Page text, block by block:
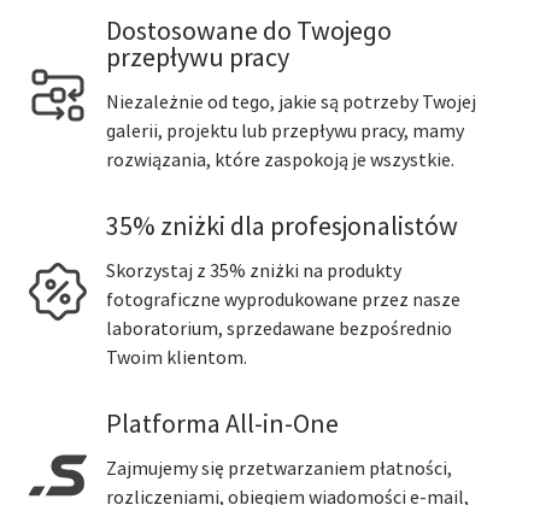
Dostosowane do Twojego
przepływu pracy
Niezależnie od tego, jakie są potrzeby Twojej
galerii, projektu lub przepływu pracy, mamy
rozwiązania, które zaspokoją je wszystkie.
35% zniżki dla profesjonalistów
Skorzystaj z 35% zniżki na produkty
fotograficzne wyprodukowane przez nasze
laboratorium, sprzedawane bezpośrednio
Twoim klientom.
Platforma All-in-One
Zajmujemy się przetwarzaniem płatności,
rozliczeniami, obiegiem wiadomości e-mail,